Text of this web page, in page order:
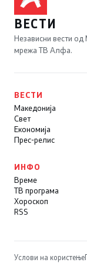
ВЕСТИ
Независни вести
мрежа ТВ Алфа.
ВЕСТИ
Македонија
Свет
Економија
Прес-релис
ИНФО
Време
ТВ програма
Хороскоп
RSS
Услови на користење